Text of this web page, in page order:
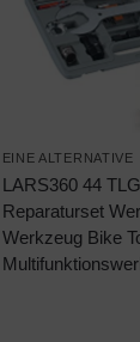
EINE ALTERNATIVE
LARS360 44
Reparaturset
Werkzeug Bike